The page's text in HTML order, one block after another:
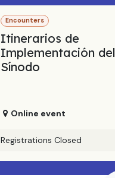
Encounters
Itinerarios de
Implementación del
Sínodo
Online event
Registrations Closed